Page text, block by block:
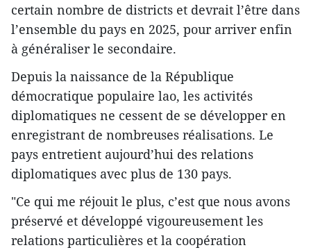
certain nombre de districts et devrait l’être dans
l’ensemble du pays en 2025, pour arriver enfin
à généraliser le secondaire.
Depuis la naissance de la République
démocratique populaire lao, les activités
diplomatiques ne cessent de se développer en
enregistrant de nombreuses réalisations. Le
pays entretient aujourd’hui des relations
diplomatiques avec plus de 130 pays.
"Ce qui me réjouit le plus, c’est que nous avons
préservé et développé vigoureusement les
relations particulières et la coopération